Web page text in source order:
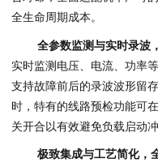
全生命周期成本。
全参数监测与实时录波
实时监测电压、电流、功率
支持故障前后的录波波形留
时，特有的线路预检功能可
关开合以有效避免负载启动
极致集成与工艺简化，